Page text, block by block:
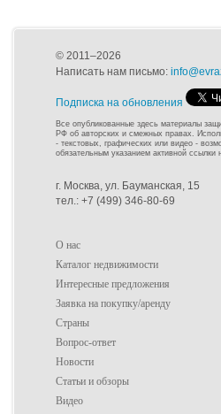
© 2011–2026
Написать нам письмо:
Подписка на обновления
Все опубликованные здесь материалы
РФ об авторских и смежных правах.
- текстовых, графических или видео -
обязательным указанием активной ссылки
г. Москва, ул. Бауманская, 15
тел.: +7 (499) 346-80-69
О нас
Каталог недвижимости
Интересные предложения
Заявка на покупку/аренду
Страны
Вопрос-ответ
Новости
Статьи и обзоры
Видео